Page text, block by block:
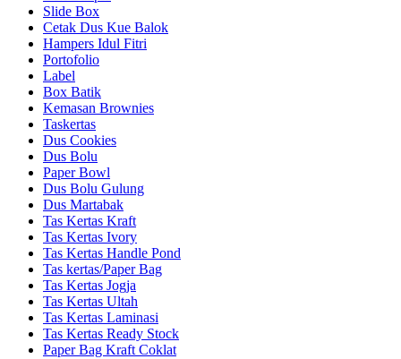
Slide Box
Cetak Dus Kue Balok
Hampers Idul Fitri
Portofolio
Label
Box Batik
Kemasan Brownies
Taskertas
Dus Cookies
Dus Bolu
Paper Bowl
Dus Bolu Gulung
Dus Martabak
Tas Kertas Kraft
Tas Kertas Ivory
Tas Kertas Handle Pond
Tas kertas/Paper Bag
Tas Kertas Jogja
Tas Kertas Ultah
Tas Kertas Laminasi
Tas Kertas Ready Stock
Paper Bag Kraft Coklat